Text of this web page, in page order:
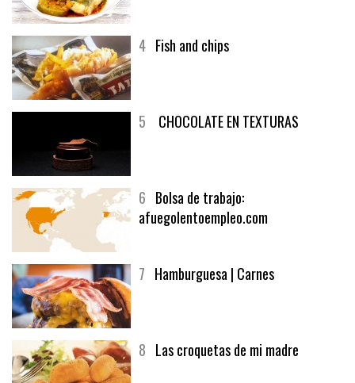
4 Fish and chips
5 CHOCOLATE EN TEXTURAS
6 Bolsa de trabajo:
afuegolentoempleo.com
7 Hamburguesa | Carnes
8 Las croquetas de mi madre